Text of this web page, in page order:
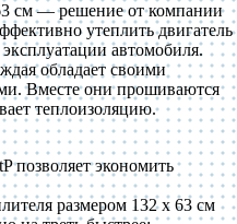
см — решение от компании
утеплить двигатель
автомобиля.
обладает своими
Вместе они прошиваются
теплоизоляцию.
позволяет экономить
размером 132 x 63 см